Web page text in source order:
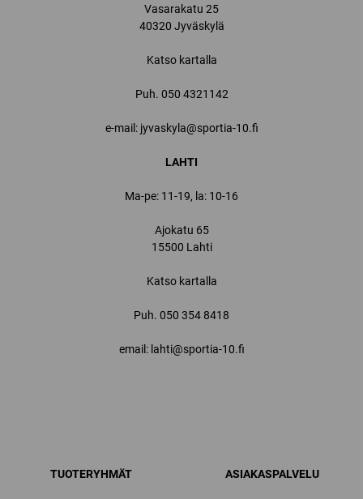
Vasarakatu 25
40320 Jyväskylä
Katso kartalla
Puh. 050 4321142
e-mail: jyvaskyla@sportia-10.fi
LAHTI
Ma-pe: 11-19, la: 10-16
Ajokatu 65
15500 Lahti
Katso kartalla
Puh. 050 354 8418
email: lahti@sportia-10.fi
TUOTERYHMÄT ASIAKASPALVELU